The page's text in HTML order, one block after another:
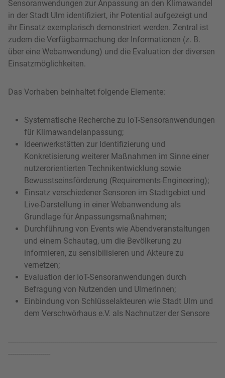
Sensoranwendungen zur Anpassung an den Klimawandel
in der Stadt Ulm identifiziert, ihr Potential aufgezeigt und
ihr Einsatz exemplarisch demonstriert werden. Zentral ist
zudem die Verfügbarmachung der Informationen (z. B.
über eine Webanwendung) und die Evaluation der diversen
Einsatzmöglichkeiten.
Das Vorhaben beinhaltet folgende Elemente:
Systematische Recherche zu IoT-Sensoranwendungen
für Klimawandelanpassung;
Ideenwerkstätten zur Identifizierung und
Konkretisierung weiterer Maßnahmen im Sinne einer
nutzerorientierten Technikentwicklung sowie
Bewusstseinsförderung (Requirements-Engineering);
Einsatz verschiedener Sensoren im Stadtgebiet und
Live-Darstellung in einer Webanwendung als
Grundlage für Anpassungsmaßnahmen;
Durchführung von Events wie Abendveranstaltungen
und einem Schautag, um die Bevölkerung zu
informieren, zu sensibilisieren und Akteure zu
vernetzen;
Evaluation der IoT-Sensoranwendungen durch
Befragung von Nutzenden und UlmerInnen;
Einbindung von Schlüsselakteuren wie Stadt Ulm und
dem Verschwörhaus e.V. als Nachnutzer der Sensore
--------------------------------------------------------------------------------------------------------
---------------------